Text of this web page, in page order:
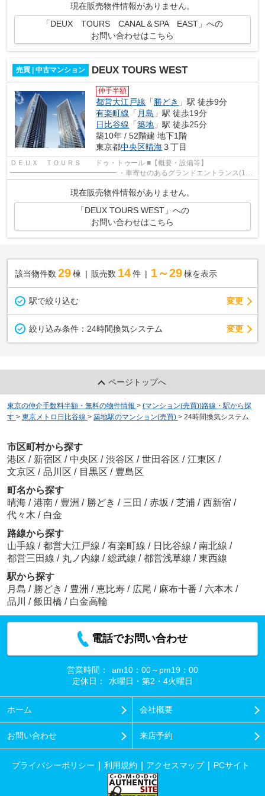
現在販売物件情報がありません。
「DEUX TOURS CANAL＆SPA EAST」への
お問い合わせはこちら
売買 | 中古マンション DEUX TOURS WEST
仲手半額
都営大江戸線 「 勝どき 」駅 徒歩9分
有楽町線 「 月島 」駅 徒歩19分
日比谷線 「築地 」駅 徒歩25分
築10年 / 52階建 地下1階
東京都中央区晴海３丁目
ＤＥＵＸ ＴＯＵＲＳ ドゥ・トゥール ■【概要・設備等】
━━━━━━━━━━━━━━━ ・車寄せのあるグランドエントランス(1階)
現在販売物件情報がありません。
「DEUX TOURS WEST」への
お問い合わせはこちら
該当物件数 29棟 販売数 14 件 1～29 棟を表示
駅で絞り込む 変更
絞り込み条件： 24時間換気システム 変更
ページトップへ
東京の仲介手数料半額・無料の物件情報 > (マンション(売買))路線・駅から探
す > 東京メトロ日比谷線 > 築地駅のマンション(売買) > 24時間換気システム
市区町村から探す
港区 / 新宿区 / 中央区 / 渋谷区 / 世田谷区 / 江東区 /
文京区 / 品川区 / 目黒区 / 豊島区
町名から探す
晴海 / 港南 / 豊洲 / 勝どき / 三田 / 赤坂 / 芝浦 / 西新宿 /
代々木 / 白金
路線から探す
山手線 / 都営大江戸線 / 有楽町線 / 日比谷線 / 南北線 /
都営三田線 / 丸ノ内線 / 総武線 / 都営浅草線 / 東西線
駅から探す
月島 / 勝どき / 豊洲 / 恵比寿 / 広尾 / 麻布十番 / 六本木 /
品川
/ 飯田橋 / 白金高輪
電話でお問い合わせ
営業時間：
am10：00～pm19：00
定休日：
水曜日・第2・4火曜日
ホーム 会社概要
お問い合わせ 来店予約
プライバシーポリシー 利用規約 アクセスマップ PCサイト